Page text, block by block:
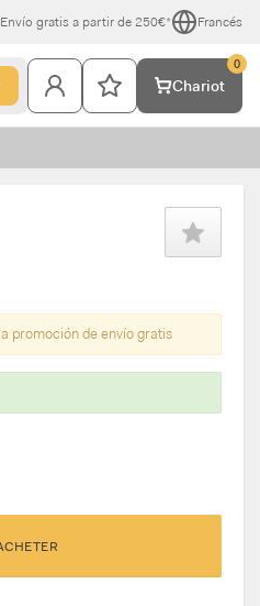
Envío gratis a partir de 250€* Francés
Chariot
0
promoción de envío gratis